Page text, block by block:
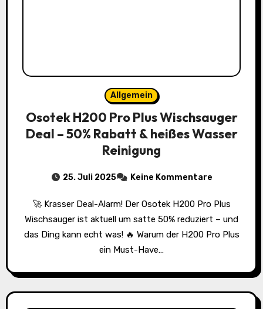
Allgemein
Osotek H200 Pro Plus Wischsauger
Deal – 50% Rabatt & heißes Wasser
Reinigung
25. Juli 2025 Keine Kommentare
🚀 Krasser Deal-Alarm! Der Osotek H200 Pro Plus
Wischsauger ist aktuell um satte 50% reduziert – und
das Ding kann echt was! 🔥 Warum der H200 Pro Plus
ein Must-Have…